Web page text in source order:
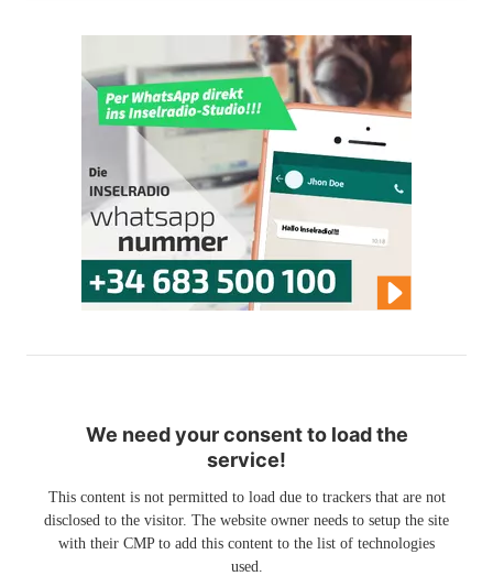
We need your consent to load the
service!
This content is not permitted to load due to trackers that are not
disclosed to the visitor. The website owner needs to setup the site
with their CMP to add this content to the list of technologies
used.